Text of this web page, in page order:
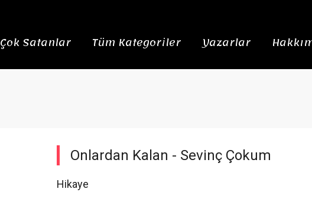
Çok Satanlar Tüm Kategoriler Yazarlar
Onlardan Kalan - Sevinç Çokum
Hikaye